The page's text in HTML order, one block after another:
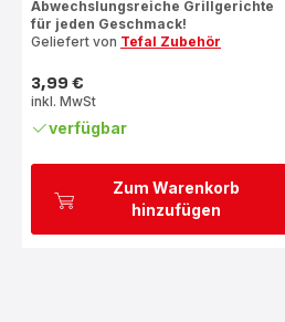
Zum Warenkorb
hinzufügen
Abwechslungsreiche Grillgerichte
für jeden Geschmack!
Geliefert von Tefal Zubehör
Preis
3,99 €
inkl. MwSt
verfügbar